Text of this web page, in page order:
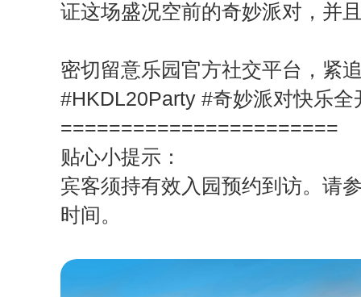
证这场盛况空前的奇妙派对，并
密切留意乐园官方社交平台，紧
#HKDL20Party #奇妙派对快乐
=======================
贴心小提示：
宾客须持有效入园预约到访。请
时间。